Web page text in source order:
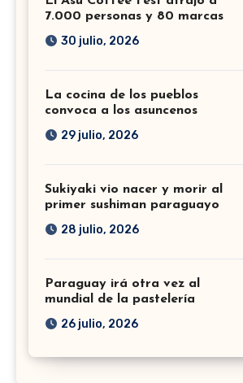
7.000 personas y 80 marcas
30 julio, 2026
La cocina de los pueblos
convoca a los asuncenos
29 julio, 2026
Sukiyaki vio nacer y morir al
primer sushiman paraguayo
28 julio, 2026
Paraguay irá otra vez al
mundial de la pastelería
26 julio, 2026